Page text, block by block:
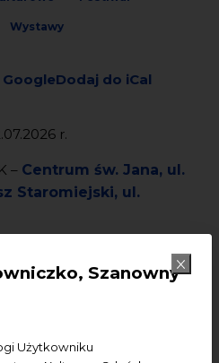
Szanowny
Użytkowniku
Wystawy
Dodaj do iCal
r.
– Centrum św. Jana, ul.
Staromiejski, ul.
(brak miejsc na warsztaty
w preferencyjnej cenie